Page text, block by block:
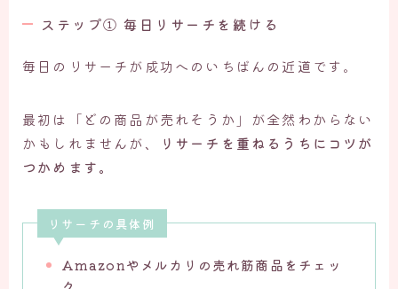
ステップ① 毎日リサーチを続ける
毎日のリサーチが成功へのいちばんの近道です。
最初は「どの商品が売れそうか」が全然わからない
かもしれませんが、
リサーチを重ねるうちにコツが
つかめます。
リサーチの具体例
Amazonやメルカリの売れ筋商品をチェッ